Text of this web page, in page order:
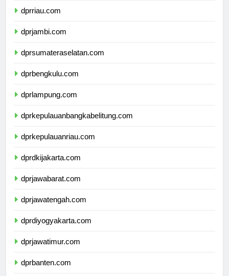
dprriau.com
dprjambi.com
dprsumateraselatan.com
dprbengkulu.com
dprlampung.com
dprkepulauanbangkabelitung.com
dprkepulauanriau.com
dprdkijakarta.com
dprjawabarat.com
dprjawatengah.com
dprdiyogyakarta.com
dprjawatimur.com
dprbanten.com